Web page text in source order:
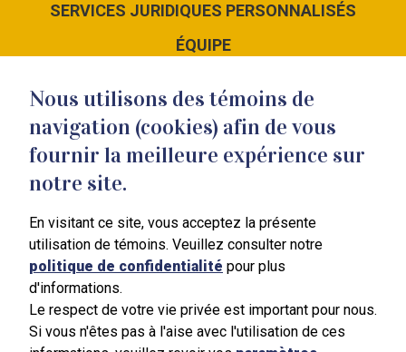
SERVICES JURIDIQUES PERSONNALISÉS
ÉQUIPE
NOUS JOINDRE
351 Blain
Mont-Saint-Hilaire
J3H 3B4
Nous utilisons des témoins de
navigation (cookies) afin de vous
fournir la meilleure expérience sur
notre site.
En visitant ce site, vous acceptez la présente
utilisation de témoins. Veuillez consulter notre
politique de confidentialité pour plus
d'informations.
Le respect de votre vie privée est important pour nous.
Si vous n'êtes pas à l'aise avec l'utilisation de ces